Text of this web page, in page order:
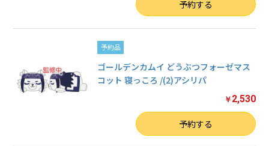
予約する
予約品
ゴールデンカムイ どうぶつフォーゼマス
コット 寝っころ /(2)アシリパ
￥ 2,530
予約する